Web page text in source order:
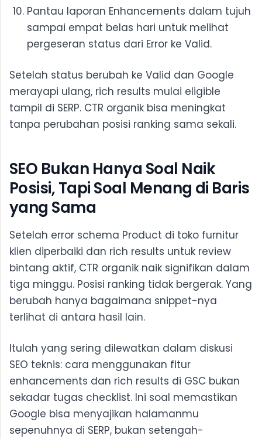
Pantau laporan Enhancements dalam tujuh
sampai empat belas hari untuk melihat
pergeseran status dari Error ke Valid.
Setelah status berubah ke Valid dan Google
merayapi ulang, rich results mulai eligible
tampil di SERP. CTR organik bisa meningkat
tanpa perubahan posisi ranking sama sekali.
SEO Bukan Hanya Soal Naik
Posisi, Tapi Soal Menang di Baris
yang Sama
Setelah error schema Product di toko furnitur
klien diperbaiki dan rich results untuk review
bintang aktif, CTR organik naik signifikan dalam
tiga minggu. Posisi ranking tidak bergerak. Yang
berubah hanya bagaimana snippet-nya
terlihat di antara hasil lain.
Itulah yang sering dilewatkan dalam diskusi
SEO teknis: cara menggunakan fitur
enhancements dan rich results di GSC bukan
sekadar tugas checklist. Ini soal memastikan
Google bisa menyajikan halamanmu
sepenuhnya di SERP, bukan setengah-